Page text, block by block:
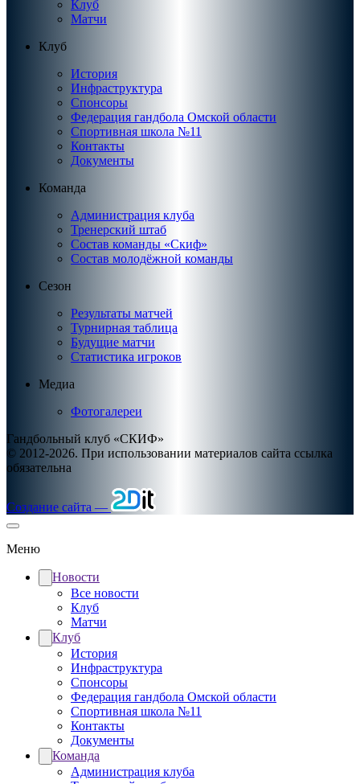
Клуб
Матчи
Клуб
История
Инфраструктура
Спонсоры
Федерация гандбола Омской области
Спортивная школа №11
Контакты
Документы
Команда
Администрация клуба
Тренерский штаб
Состав команды «Скиф»
Состав молодёжной команды
Сезон
Результаты матчей
Турнирная таблица
Будущие матчи
Статистика игроков
Медиа
Фотогалереи
Гандбольный клуб «СКИФ»
© 2012-2026. При использовании материалов сайта ссылка
обязательна
Создание сайта —
Меню
Новости
Все новости
Клуб
Матчи
Клуб
История
Инфраструктура
Спонсоры
Федерация гандбола Омской области
Спортивная школа №11
Контакты
Документы
Команда
Администрация клуба